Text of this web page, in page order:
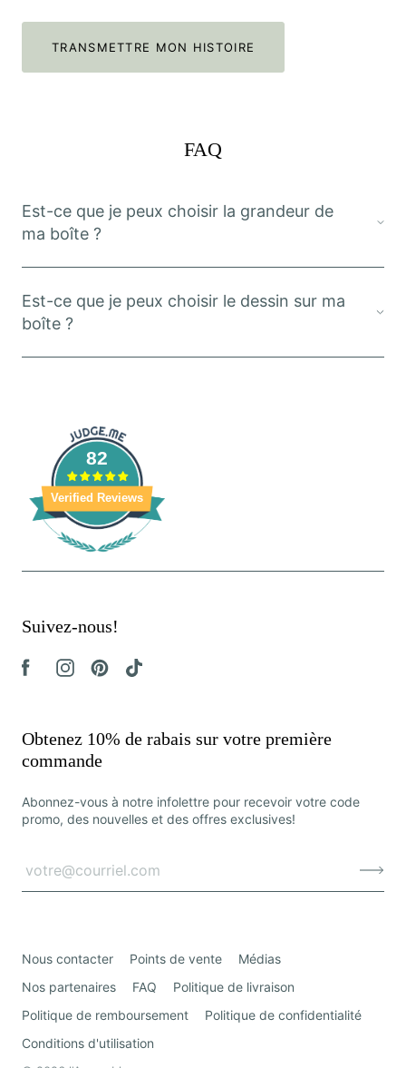
TRANSMETTRE MON HISTOIRE
FAQ
Est-ce que je peux choisir la grandeur de
ma boîte ?
Est-ce que je peux choisir le dessin sur ma
boîte ?
82
Verified Reviews
Suivez-nous!
Obtenez 10% de rabais sur votre première
commande
Abonnez-vous à notre infolettre pour recevoir votre code
promo, des nouvelles et des offres exclusives!
Nous contacter Points de vente
Médias
Nos partenaires
FAQ
Politique de livraison
Politique de remboursement
Politique de confidentialité
Conditions d'utilisation